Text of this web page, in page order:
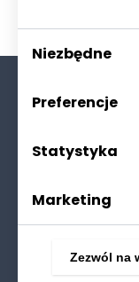
Polityka
Niezbędne
Preferencje
Statystyka
Marketing
Zezwól na